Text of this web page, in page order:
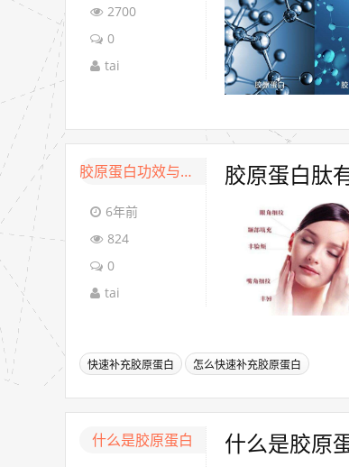
2700
0
tai
胶原蛋白功效与作用
6年前
824
0
tai
胶原蛋白肽
快速补充胶原蛋白 怎么快速补充胶原蛋白
什么是胶原蛋白 什么是胶原